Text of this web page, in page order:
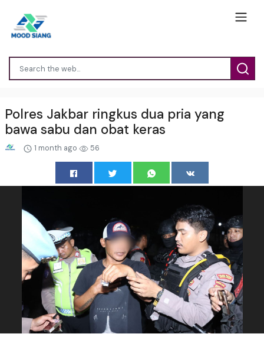
Polres Jakbar ringkus dua pria yang
bawa sabu dan obat keras
1 month ago 56